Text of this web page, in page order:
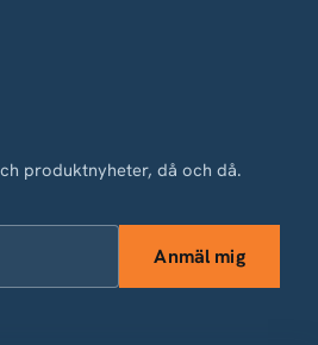
produktnyheter, då och då.
Anmäl mig